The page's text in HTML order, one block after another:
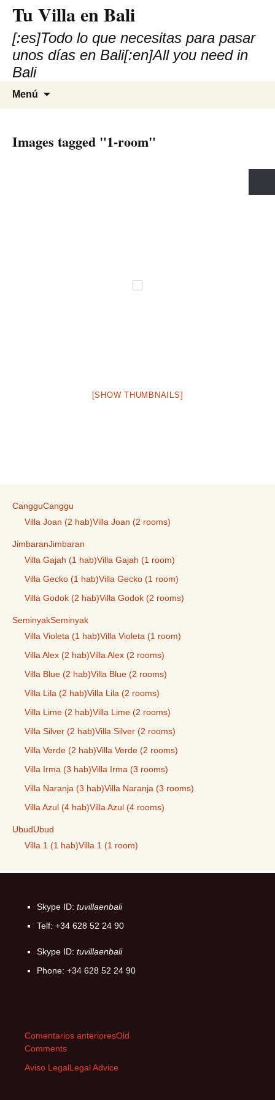
Tu Villa en Bali
[:es]Todo lo que necesitas para pasar
unos días en Bali[:en]All you need in
Bali
Menú
Images tagged "1-room"
[SHOW THUMBNAILS]
CangguCanggu
Villa Joan (2 hab)Villa Joan (2 rooms)
JimbaranJimbaran
Villa Gajah (1 hab)Villa Gajah (1 room)
Villa Gecko (1 hab)Villa Gecko (1 room)
Villa Godok (2 hab)Villa Godok (2 rooms)
SeminyakSeminyak
Villa Violeta (1 hab)Villa Violeta (1 room)
Villa Alex (2 hab)Villa Alex (2 rooms)
Villa Blue (2 hab)Villa Blue (2 rooms)
Villa Lila (2 hab)Villa Lila (2 rooms)
Villa Lime (2 hab)Villa Lime (2 rooms)
Villa Silver (2 hab)Villa Silver (2 rooms)
Villa Verde (2 hab)Villa Verde (2 rooms)
Villa Irma (3 hab)Villa Irma (3 rooms)
Villa Naranja (3 hab)Villa Naranja (3 rooms)
Villa Azul (4 hab)Villa Azul (4 rooms)
UbudUbud
Villa 1 (1 hab)Villa 1 (1 room)
Skype ID: tuvillaenbali
Telf: +34 628 52 24 90
Skype ID: tuvillaenbali
Phone: +34 628 52 24 90
Comentarios anterioresOld
Comments
Aviso LegalLegal Advice